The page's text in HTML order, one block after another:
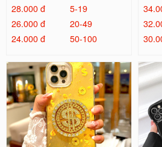
28.000 đ
5-19
26.000 đ
20-49
24.000 đ
50-100